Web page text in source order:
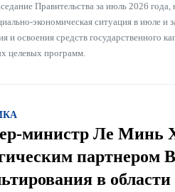
Правительства за июль 2026
экономическая ситуация в июле и
и освоения средств государственного
целевых программ.
министр Ле Минь
партнером
в